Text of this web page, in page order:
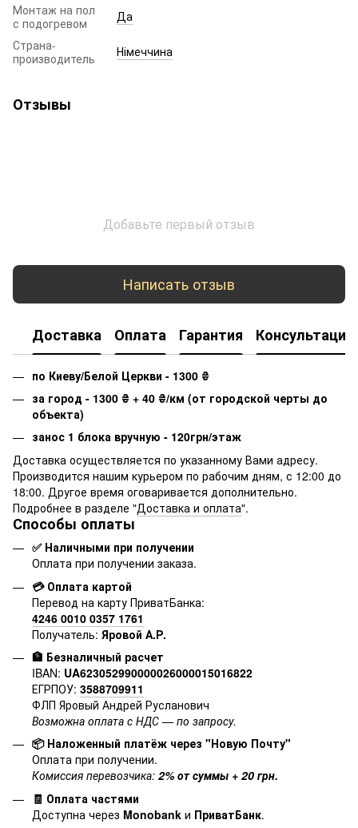
Монтаж на пол
с подогревом
Да
Страна-
производитель
Німеччина
Отзывы
Добавьте первый отзыв
Написать отзыв
Доставка Оплата Гарантия Консультация
по Киеву/Белой Церкви - 1300 ₴
за город - 1300 ₴ + 40 ₴/км (от городской черты до
объекта)
занос 1 блока вручную - 120грн/этаж
Доставка осуществляется по указанному Вами адресу.
Производится нашим курьером по рабочим дням, с 12:00 до
18:00. Другое время оговаривается дополнительно.
Подробнее в разделе "Доставка и оплата".
Способы оплаты
✅ Наличными при получении
Оплата при получении заказа.
💳 Оплата картой
Перевод на карту ПриватБанка:
4246 0010 0357 1761
Получатель: Яровой А.Р.
🏦 Безналичный расчет
IBAN: UA623052990000026000015016822
ЕГРПОУ: 3588709911
ФЛП Яровый Андрей Русланович
Возможна оплата с НДС — по запросу.
📦 Наложенный платёж через "Новую Почту"
Оплата при получении.
Комиссия перевозчика: 2% от суммы + 20 грн.
🧾 Оплата частями
Доступна через Monobank и ПриватБанк.